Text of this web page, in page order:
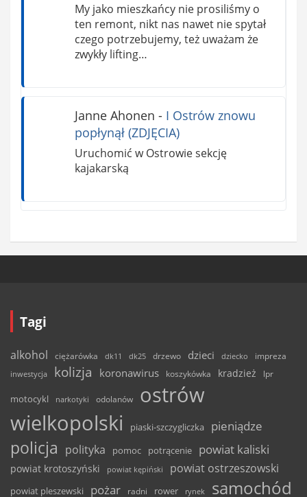
My jako mieszkańcy nie prosiliśmy o
ten remont, nikt nas nawet nie spytał
czego potrzebujemy, też uważam że
zwykły lifting…
Janne Ahonen - I Ostrów znowu
popłynął (ZDJĘCIA)
Uruchomić w Ostrowie sekcję
kajakarską
Tagi
alkohol ciężarówka dk11 dk25 drzewo dzieci dziecko
impreza
inwestycja
kolizja koronawirus koszykówka kradzież lpr
motocykl narkotyki odolanów
ostrów
wielkopolski
piaski-szczygliczka pieniądze
policja polityka pomoc potrącenie powiat kaliski
powiat krotoszyński powiat kępiński powiat ostrzeszowski
powiat pleszewski pożar radni rower rynek samochód